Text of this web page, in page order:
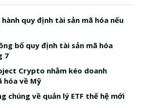
hành quy định tài sản mã hóa nếu
bố quy định tài sản mã hóa
7
Crypto nhằm kéo doanh
hóa về Mỹ
chúng về quản lý ETF thế hệ mới